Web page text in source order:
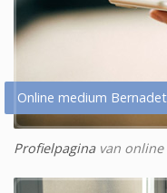
Online medium
Profielpaginavan online